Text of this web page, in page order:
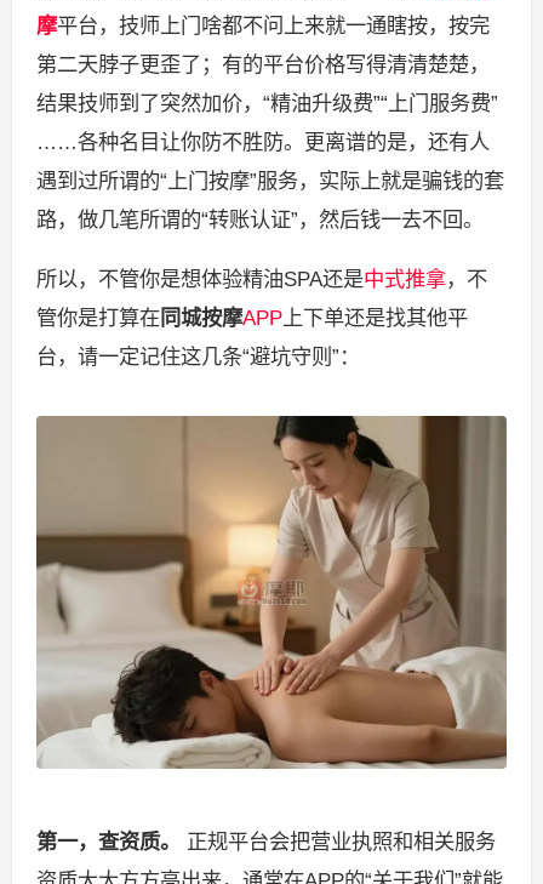
摩平台，技师上门啥都不问上来就一通瞎按，按完
第二天脖子更歪了；有的平台价格写得清清楚楚，
结果技师到了突然加价，“精油升级费”“上门服务费”
……各种名目让你防不胜防。更离谱的是，还有人
遇到过所谓的“上门按摩”服务，实际上就是骗钱的套
路，做几笔所谓的“转账认证”，然后钱一去不回。
所以，不管你是想体验精油SPA还是中式推拿，不
管你是打算在同城按摩APP上下单还是找其他平
台，请一定记住这几条“避坑守则”：
第一，查资质。
正规平台会把营业执照和相关服务